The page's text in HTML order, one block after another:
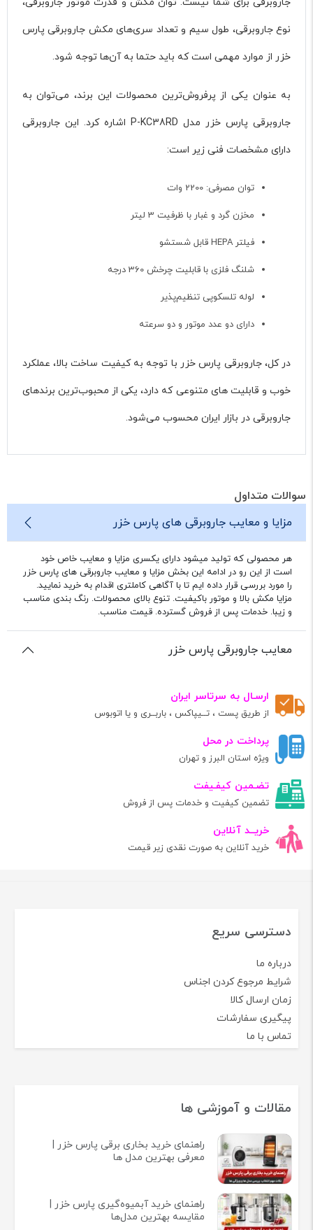
نوع جاروبرقی، طول سیم و تعداد سری‌های مکش جاروبرقی پارس
خزر از موارد مهمی است که باید حتما به آن‌ها توجه شود.
به عنوان یکی از پرفروش‌ترین محصولات این برند، می‌توان به
جاروبرقی پارس خزر مدل P-KC38RD اشاره کرد. این جاروبرقی
دارای مشخصات فنی زیر است:
توان مصرفی: 2200 وات
مخزن گرد و غبار با ظرفیت 3 لیتر
فیلتر HEPA قابل شستشو
شلنگ فلزی با قابلیت چرخش 360 درجه
لوله تلسکوپی تنظیم‌پذیر
دارای دو عدد موتور و دو سرعته
در کل، جاروبرقی پارس خزر با توجه به کیفیت ساخت بالا، عملکرد
خوب و قابلیت های متنوعی که دارد، یکی از محبوب‌ترین برندهای
جاروبرقی در بازار ایران محسوب می‌شود.
سوالات متداول
مزایا و معایب جاروبرقی های پارس خزر
هر محصولی که تولید میشود دارای یکسری مزایا و معایب خاص خود
است از این رو در ادامه این بخش مزایا و معایب جاروبرقی های پارس خزر
را مورد بررسی قرار داده ایم تا با آگاهی کاملتری اقدام به خرید نمایید.
مزایا مکش بالا و موتور باکیفیت. تنوع بالای محصولات. رنگ بندی مناسب
و زیبا. خدمات پس از فروش گسترده. قیمت مناسب.
معایب جاروبرقی پارس خزر
ارسـال به سرتاسر ایران
از طریق پست ، تــیپاکس ، باربــری و یا اتوبوس
پرداخت در محل
ویژه استان البرز و تهران
تضـمین کیفـیفت
تضمین کیفیت و خدمات پس از فروش
خریــد آنلاین
خرید آنلاین به صورت نقدی زیر قیمت
دسترسی سریع
درباره ما
شرایط مرجوع کردن اجناس
زمان ارسال کالا
پیگیری سفارشات
تماس با ما
مقالات و آموزشی ها
راهنمای خرید بخاری برقی پارس خزر |
معرفی بهترین مدل ها
راهنمای خرید آبمیوه‌گیری پارس خزر |
مقایسه بهترین مدل‌ها